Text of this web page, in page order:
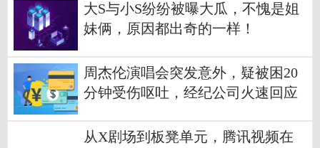
大S与小S纷纷被曝大瓜，不愧是姐
妹俩，原因都出奇的一样！
周杰伦演唱会突发意外，疑被困20
分钟受伤呕吐，经纪公司火速回应
从X剧场到板凳单元，腾讯视频在